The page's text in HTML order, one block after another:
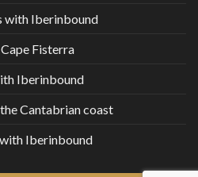
with Iberinbound
Fisterra
Iberinbound
Cantabrian coast
Iberinbound